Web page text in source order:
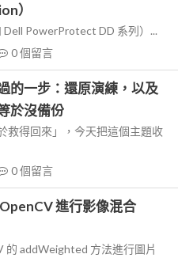
）
PowerProtect DD 系列）...
0個留言
的一步：還原演練，以及
於沒備份
救得回來」，今天把這個主題收
0個留言
進行影像混合
addWeighted 方法進行圖片